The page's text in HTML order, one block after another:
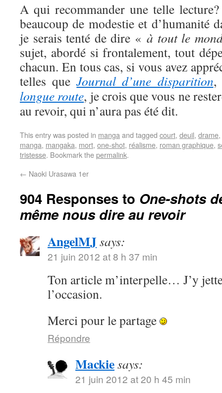
A qui recommander une telle
beaucoup de modestie et d’humanité
je serais tenté de dire «à tout le
sujet, abordé si frontalement, tout
chacun. En tous cas, si vous avez
telles queJournal d’une disparition,
longue route, je crois que vous ne
au revoir, qui n’aura pas été dit.
This entry was posted in manga and tagged court, deuil, drame,
manga, mangaka, mort, one-shot, réalisme, roman graphique,
tristesse. Bookmark thepermalink.
← Naoki Urasawa 1er
904 Responses to One-shots
même nous dire au revoir
AngelMJsays:
21 juin 2012 at 8 h 37 min
Ton article m’interpelle… J’y
l’occasion.
Merci pour le partage
Répondre
Mackiesays:
21 juin 2012 at 20 h 45 min